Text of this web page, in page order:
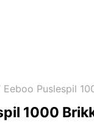
Eeboo Puslespil
1000